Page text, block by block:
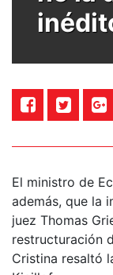
El ministro de
además, que la
juez Thomas
restructuración
Cristina resaltó